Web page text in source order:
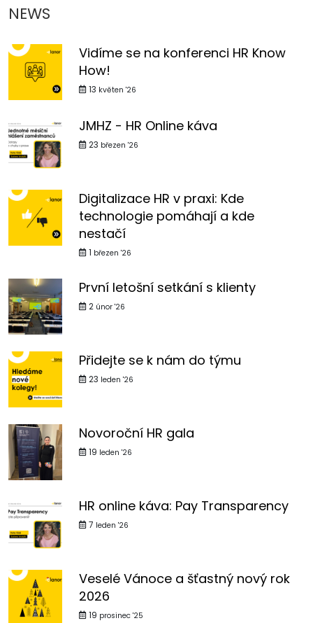
NEWS
Vidíme se na konferenci HR Know
How!
13 květen '26
JMHZ - HR Online káva
23 březen '26
Digitalizace HR v praxi: Kde
technologie pomáhají a kde
nestačí
1 březen '26
První letošní setkání s klienty
2 únor '26
Přidejte se k nám do týmu
23 leden '26
Novoroční HR gala
19 leden '26
HR online káva: Pay Transparency
7 leden '26
Veselé Vánoce a šťastný nový rok
2026
19 prosinec '25